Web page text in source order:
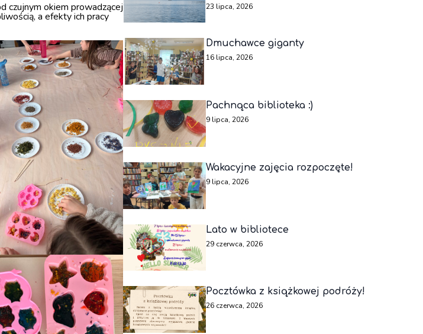
czujnym okiem prowadzącej
a efekty ich pracy
23 lipca, 2026
Dmuchawce giganty
16 lipca, 2026
Pachnąca biblioteka :)
9 lipca, 2026
Wakacyjne zajęcia rozpoczęte!
9 lipca, 2026
Lato w bibliotece
29 czerwca, 2026
Pocztówka z książkowej podróży!
26 czerwca, 2026